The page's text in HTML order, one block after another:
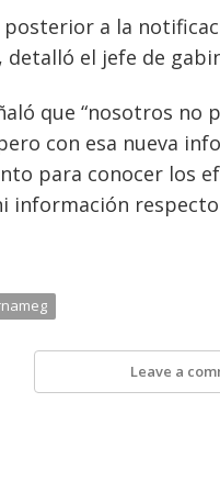
posterior a la
el jefe de
que “nosotros
con esa nueva
para conocer los
información respecto
Leave a